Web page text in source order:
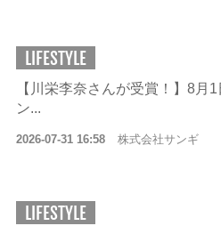
LIFESTYLE
【川栄李奈さんが受賞！】8月
ン...
2026-07-31 16:58 株式会社サンギ
LIFESTYLE